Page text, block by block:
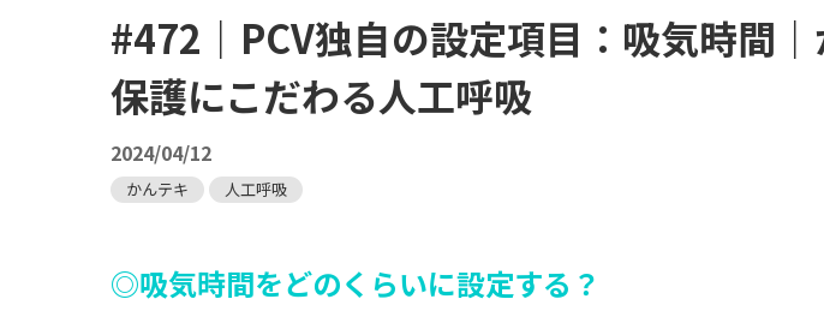
#472｜PCV独自の設定項目：吸気時間
保護にこだわる人工呼吸
2024/04/12
かんテキ 人工呼吸
◎吸気時間をどのくらいに設定する？